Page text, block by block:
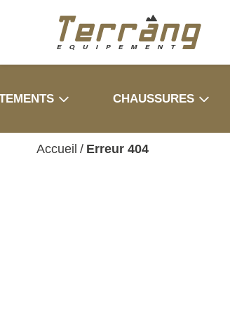
CHAUSSURES
Accueil / Erreur 404